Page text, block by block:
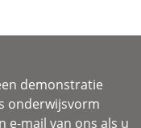
demonstratie
onderwijsvorm
e-mail van ons als u